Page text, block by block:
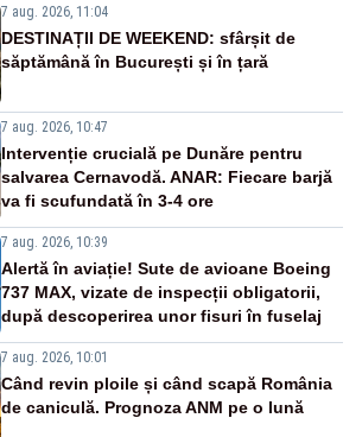
7 aug. 2026, 11:04
DESTINAȚII DE WEEKEND: sfârșit de
săptămână în București și în țară
7 aug. 2026, 10:47
Intervenție crucială pe Dunăre pentru
salvarea Cernavodă. ANAR: Fiecare barjă
va fi scufundată în 3-4 ore
7 aug. 2026, 10:39
Alertă în aviație! Sute de avioane Boeing
737 MAX, vizate de inspecții obligatorii,
după descoperirea unor fisuri în fuselaj
7 aug. 2026, 10:01
Când revin ploile și când scapă România
de caniculă. Prognoza ANM pe o lună